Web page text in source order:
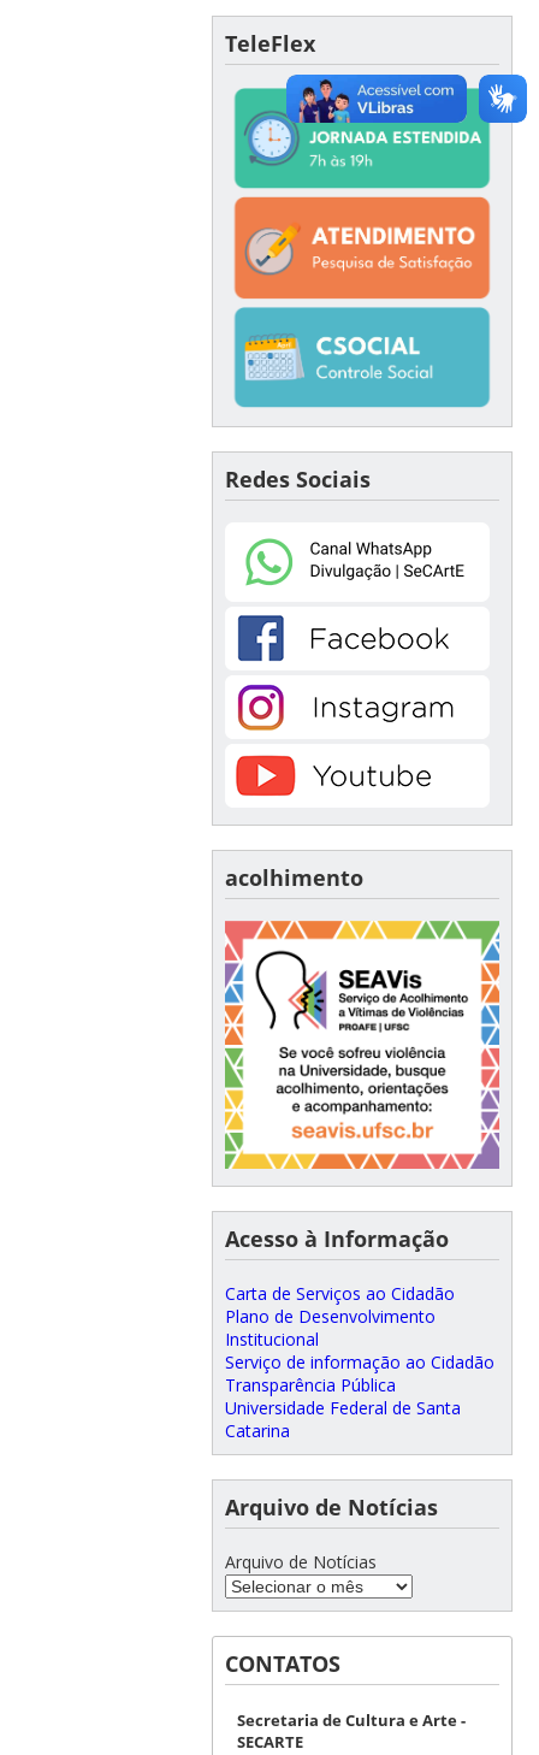
TeleFlex
Redes Sociais
acolhimento
Acesso à Informação
Carta de Serviços ao Cidadão
Plano de Desenvolvimento
Institucional
Serviço de informação ao Cidadão
Transparência Pública
Universidade Federal de Santa
Catarina
Arquivo de Notícias
Arquivo de Notícias
CONTATOS
Secretaria de Cultura e Arte -
SECARTE